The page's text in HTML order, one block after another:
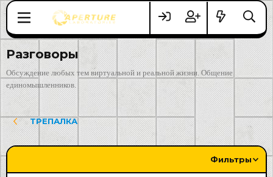
Разговоры
Обсуждение любых тем виртуальной и реальной жизни. Общение
единомышленников.
ТРЕПАЛКА
Фильтры